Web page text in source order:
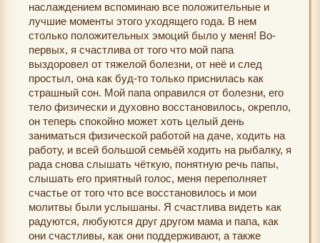
наслаждением вспоминаю все положительные и
лучшие моменты этого уходящего года. В нем
столько положительных эмоций было у меня! Во-
первых, я счастлива от того что мой папа
выздоровел от тяжелой болезни, от неё и след
простыл, она как буд-то только приснилась как
страшный сон. Мой папа оправился от болезни, его
тело физически и духовно восстановилось, окрепло,
он теперь спокойно может хоть целый день
заниматься физической работой на даче, ходить на
работу, и всей большой семьёй ходить на рыбалку, я
рада снова слышать чёткую, понятную речь папы,
слышать его приятный голос, меня переполняет
счастье от того что все восстановилось и мои
молитвы были услышаны. Я счастлива видеть как
радуются, любуются друг другом мама и папа, как
они счастливы, как они поддерживают, а также